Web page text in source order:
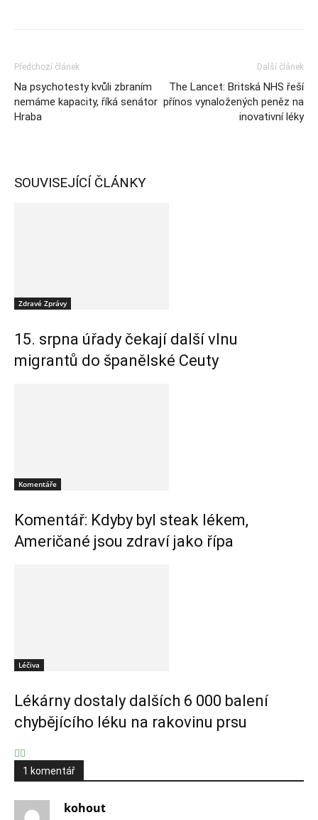
Předchozí článek
Na psychotesty kvůli zbraním
nemáme kapacity, říká senátor
Hraba
Další článek
The Lancet: Britská NHS řeší
přínos vynaložených peněz na
inovativní léky
SOUVISEJÍCÍ ČLÁNKY
Zdravé Zprávy
15. srpna úřady čekají další vlnu
migrantů do španělské Ceuty
Komentáře
Komentář: Kdyby byl steak lékem,
Američané jsou zdraví jako řípa
Léčiva
Lékárny dostaly dalších 6 000 balení
chybějícího léku na rakovinu prsu
1 komentář
kohout